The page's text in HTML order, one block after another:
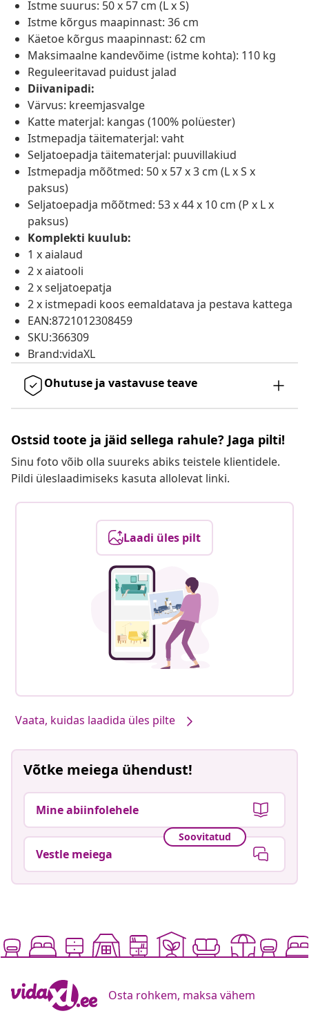
Istme suurus: 50 x 57 cm (L x S)
Istme kõrgus maapinnast: 36 cm
Käetoe kõrgus maapinnast: 62 cm
Maksimaalne kandevõime (istme kohta): 110 kg
Reguleeritavad puidust jalad
Diivanipadi:
Värvus: kreemjasvalge
Katte materjal: kangas (100% polüester)
Istmepadja täitematerjal: vaht
Seljatoepadja täitematerjal: puuvillakiud
Istmepadja mõõtmed: 50 x 57 x 3 cm (L x S x
paksus)
Seljatoepadja mõõtmed: 53 x 44 x 10 cm (P x L x
paksus)
Komplekti kuulub:
1 x aialaud
2 x aiatooli
2 x seljatoepatja
2 x istmepadi koos eemaldatava ja pestava kattega
EAN:8721012308459
SKU:366309
Brand:vidaXL
Ohutuse ja vastavuse teave
Ostsid toote ja jäid sellega rahule? Jaga pilti!
Sinu foto võib olla suureks abiks teistele klientidele.
Pildi üleslaadimiseks kasuta allolevat linki.
Laadi üles pilt
Vaata, kuidas laadida üles pilte
Võtke meiega ühendust!
Mine abiinfolehele
Soovitatud
Vestle meiega
Osta rohkem, maksa vähem